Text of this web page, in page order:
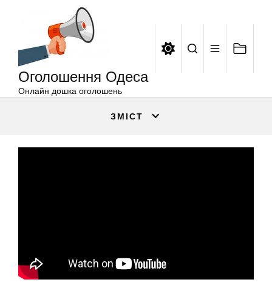
Оголошення Одеса
Онлайн дошка оголошень
ЗМІСТ